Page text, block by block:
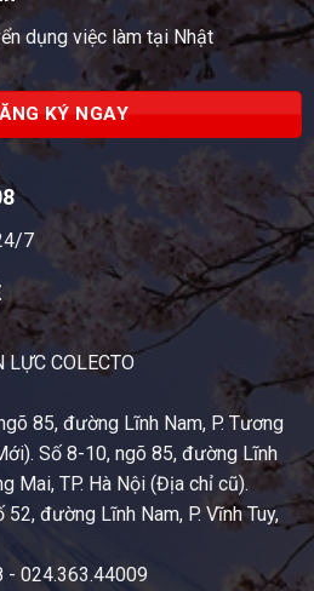
dụng việc làm tại Nhật
KÝ NGAY
7
LỰC COLECTO
85, đường Lĩnh Nam, P. Tương
Số 8-10, ngõ 85, đường Lĩnh
Mai, TP. Hà Nội (Địa chỉ cũ).
đường Lĩnh Nam, P. Vĩnh Tuy,
- 024.363.44009